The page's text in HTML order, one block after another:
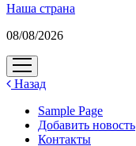
Наша страна
08/08/2026
открыть
меню
Назад
Sample Page
Добавить новость
Контакты